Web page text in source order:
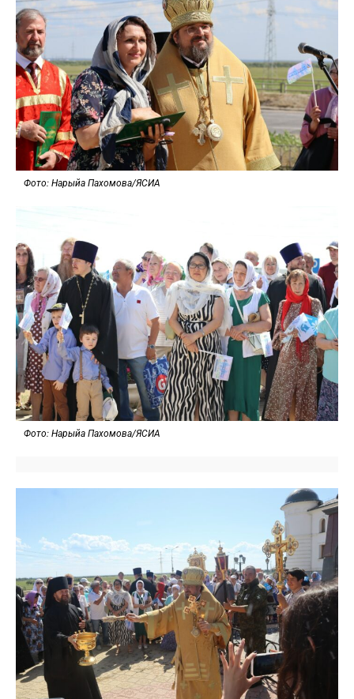
Фото: Нарыйа Пахомова/ЯСИА
Фото: Нарыйа Пахомова/ЯСИА